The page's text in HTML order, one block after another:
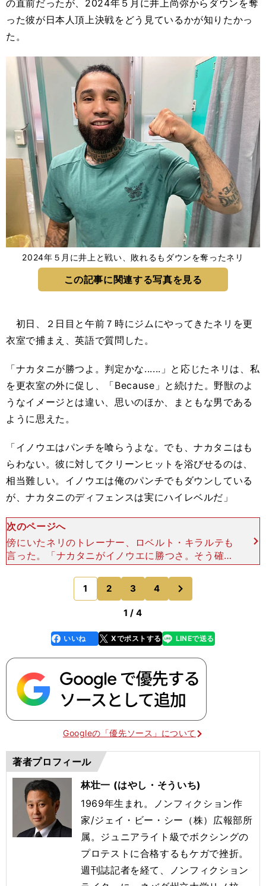
の直前だったが、2024年５月に井上尚弥からダウンを奪
った彼が日本人頂上決戦をどう見ているかが知りたかっ
た。
2024年５月に井上と戦い、敗れるもダウンを奪ったネリ
この記事に関連する写真を見る
初日、２日目と午前７時にジムにやってきたネリを更
衣室で捕まえ、英語で質問した。
「ナカタニが勝つよ。判定かな......」と応じたネリは、私
を更衣室の外に促し、「Because」と続けた。野獣のよ
うなイメージとは違い、思いのほか、まともな男である
ように思えた。
「イノウエはパンチを喰らうよな。でも、ナカタニはも
らわない。彼に対してクリーンヒットを浴びせるのは、
相当難しい。イノウエは俺のパンチでもダウンしている
が、ナカタニのディフェンスは実にハイレベルだ」
次のページへ
傍にいたネリのトレーナー、ロベルト・キラルテも
言った。「ナカタニがイノウエに勝つさ。そう確信
する。私は、ナカタニにWBCバンタム級王座を奪
われたアレハンドロ・サンティアゴ（メキシコ／2
9歳）も指導し
1 2 3 4
のページへ
1 / 4
faceboo
k
いいね Xでポストする
line LINEで送る
Googleの「優先ソース」について
著者プロフィール
林壮一 (はやし・そういち)
1969年生まれ。ノンフィクション作
家/ジェイ・ビー・シー（株）広報部所
属。ジュニアライト級でボクシングの
プロテストに合格するもケガで挫折。
週刊誌記者を経て、ノンフィクション